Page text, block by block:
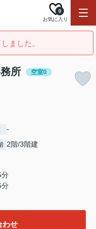
お気に入り
0
ました。
所 空室0
-
2階/3階建
分
分
わせ